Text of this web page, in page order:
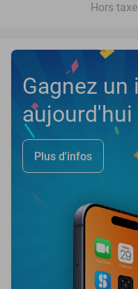
Hors
Gagnez un
aujourd'hui
Plus d'infos